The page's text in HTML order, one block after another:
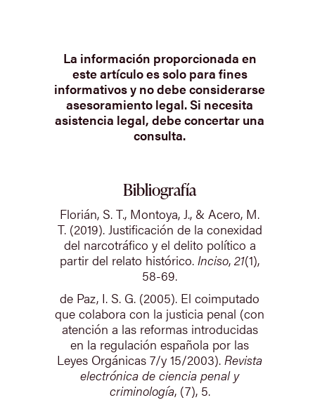
La información proporcionada en
este artículo es solo para fines
informativos y no debe considerarse
asesoramiento legal. Si necesita
asistencia legal, debe concertar una
consulta.
Bibliografía
Florián, S. T., Montoya, J., & Acero, M.
T. (2019). Justificación de la conexidad
del narcotráfico y el delito político a
partir del relato histórico. Inciso,21(1),
58-69.
de Paz, I. S. G. (2005). El coimputado
que colabora con la justicia penal (con
atención a las reformas introducidas
en la regulación española por las
Leyes Orgánicas 7/y 15/2003). Revista
electrónica de ciencia penal y
criminología, (7), 5.